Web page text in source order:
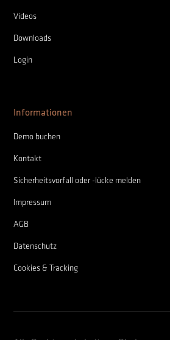
Videos
Downloads
Login
Informationen
Demo buchen
Kontakt
Sicherheitsvorfall oder -lücke melden
Impressum
AGB
Datenschutz
Cookies & Tracking